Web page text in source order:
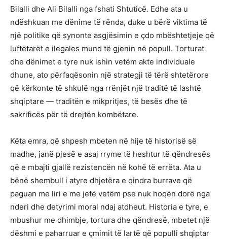
Bilalli dhe Ali Bilalli nga fshati Shtuticë. Edhe ata u
ndëshkuan me dënime të rënda, duke u bërë viktima të
një politike që synonte asgjësimin e çdo mbështetjeje që
luftëtarët e ilegales mund të gjenin në popull. Torturat
dhe dënimet e tyre nuk ishin vetëm akte individuale
dhune, ato përfaqësonin një strategji të tërë shtetërore
që kërkonte të shkulë nga rrënjët një traditë të lashtë
shqiptare — traditën e mikpritjes, të besës dhe të
sakrificës për të drejtën kombëtare.
Këta emra, që shpesh mbeten në hije të historisë së
madhe, janë pjesë e asaj rryme të heshtur të qëndresës
që e mbajti gjallë rezistencën në kohë të errëta. Ata u
bënë shembull i atyre dhjetëra e qindra burrave që
paguan me liri e me jetë vetëm pse nuk hoqën dorë nga
nderi dhe detyrimi moral ndaj atdheut. Historia e tyre, e
mbushur me dhimbje, tortura dhe qëndresë, mbetet një
dëshmi e paharruar e çmimit të lartë që populli shqiptar